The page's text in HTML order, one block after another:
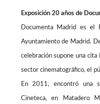
Exposición 20 años de
Documenta Madrid es el
Ayuntamiento de Madrid.
celebración supone una cita
sector cinematográfico, el
En 2011, encontró una
Cineteca, en Matadero